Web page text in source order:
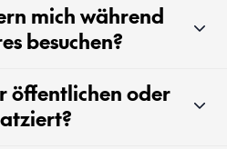
mich während
besuchen?
öffentlichen oder